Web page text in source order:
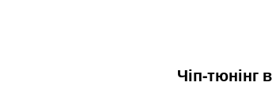
Чіп-тюнінг